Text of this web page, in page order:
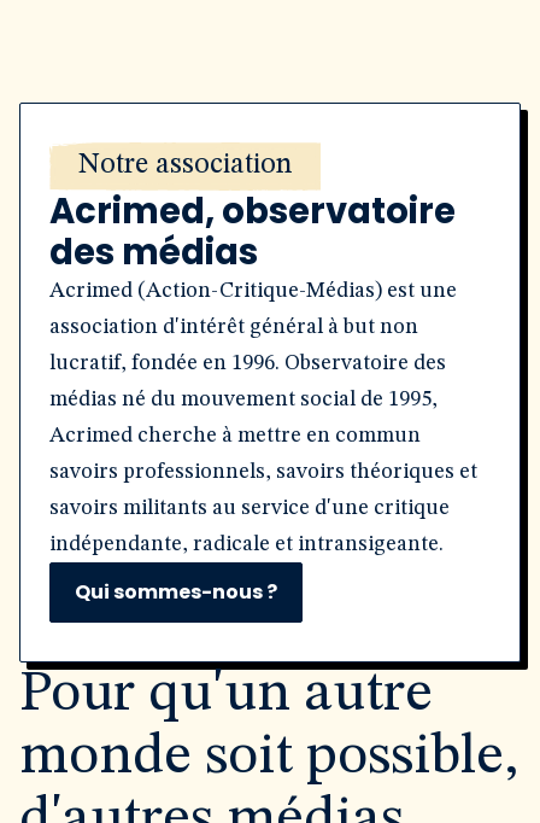
Notre association
Acrimed, observatoire
des médias
Acrimed (Action-Critique-Médias) est une
association d'intérêt général à but non
lucratif, fondée en 1996. Observatoire des
médias né du mouvement social de 1995,
Acrimed cherche à mettre en commun
savoirs professionnels, savoirs théoriques et
savoirs militants au service d'une critique
indépendante, radicale et intransigeante.
Qui sommes-nous ?
Pour qu'un autre
monde soit possible,